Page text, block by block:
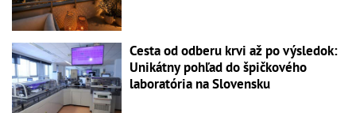
Cesta od odberu krvi až po výsledok:
Unikátny pohľad do špičkového
laboratória na Slovensku